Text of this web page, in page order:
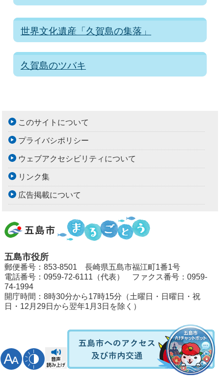
世界文化遺産「久賀島の集落」
久賀島のツバキ
このサイトについて
プライバシポリシー
ウェブアクセシビリティについて
リンク集
広告掲載について
五島市役所
郵便番号：853-8501 長崎県五島市福江町1番1号
電話番号：0959-72-6111（代表） ファクス番号：0959-
74-1994
開庁時間：8時30分から17時15分（土曜日・日曜日・祝
日・12月29日から翌年1月3日を除く）